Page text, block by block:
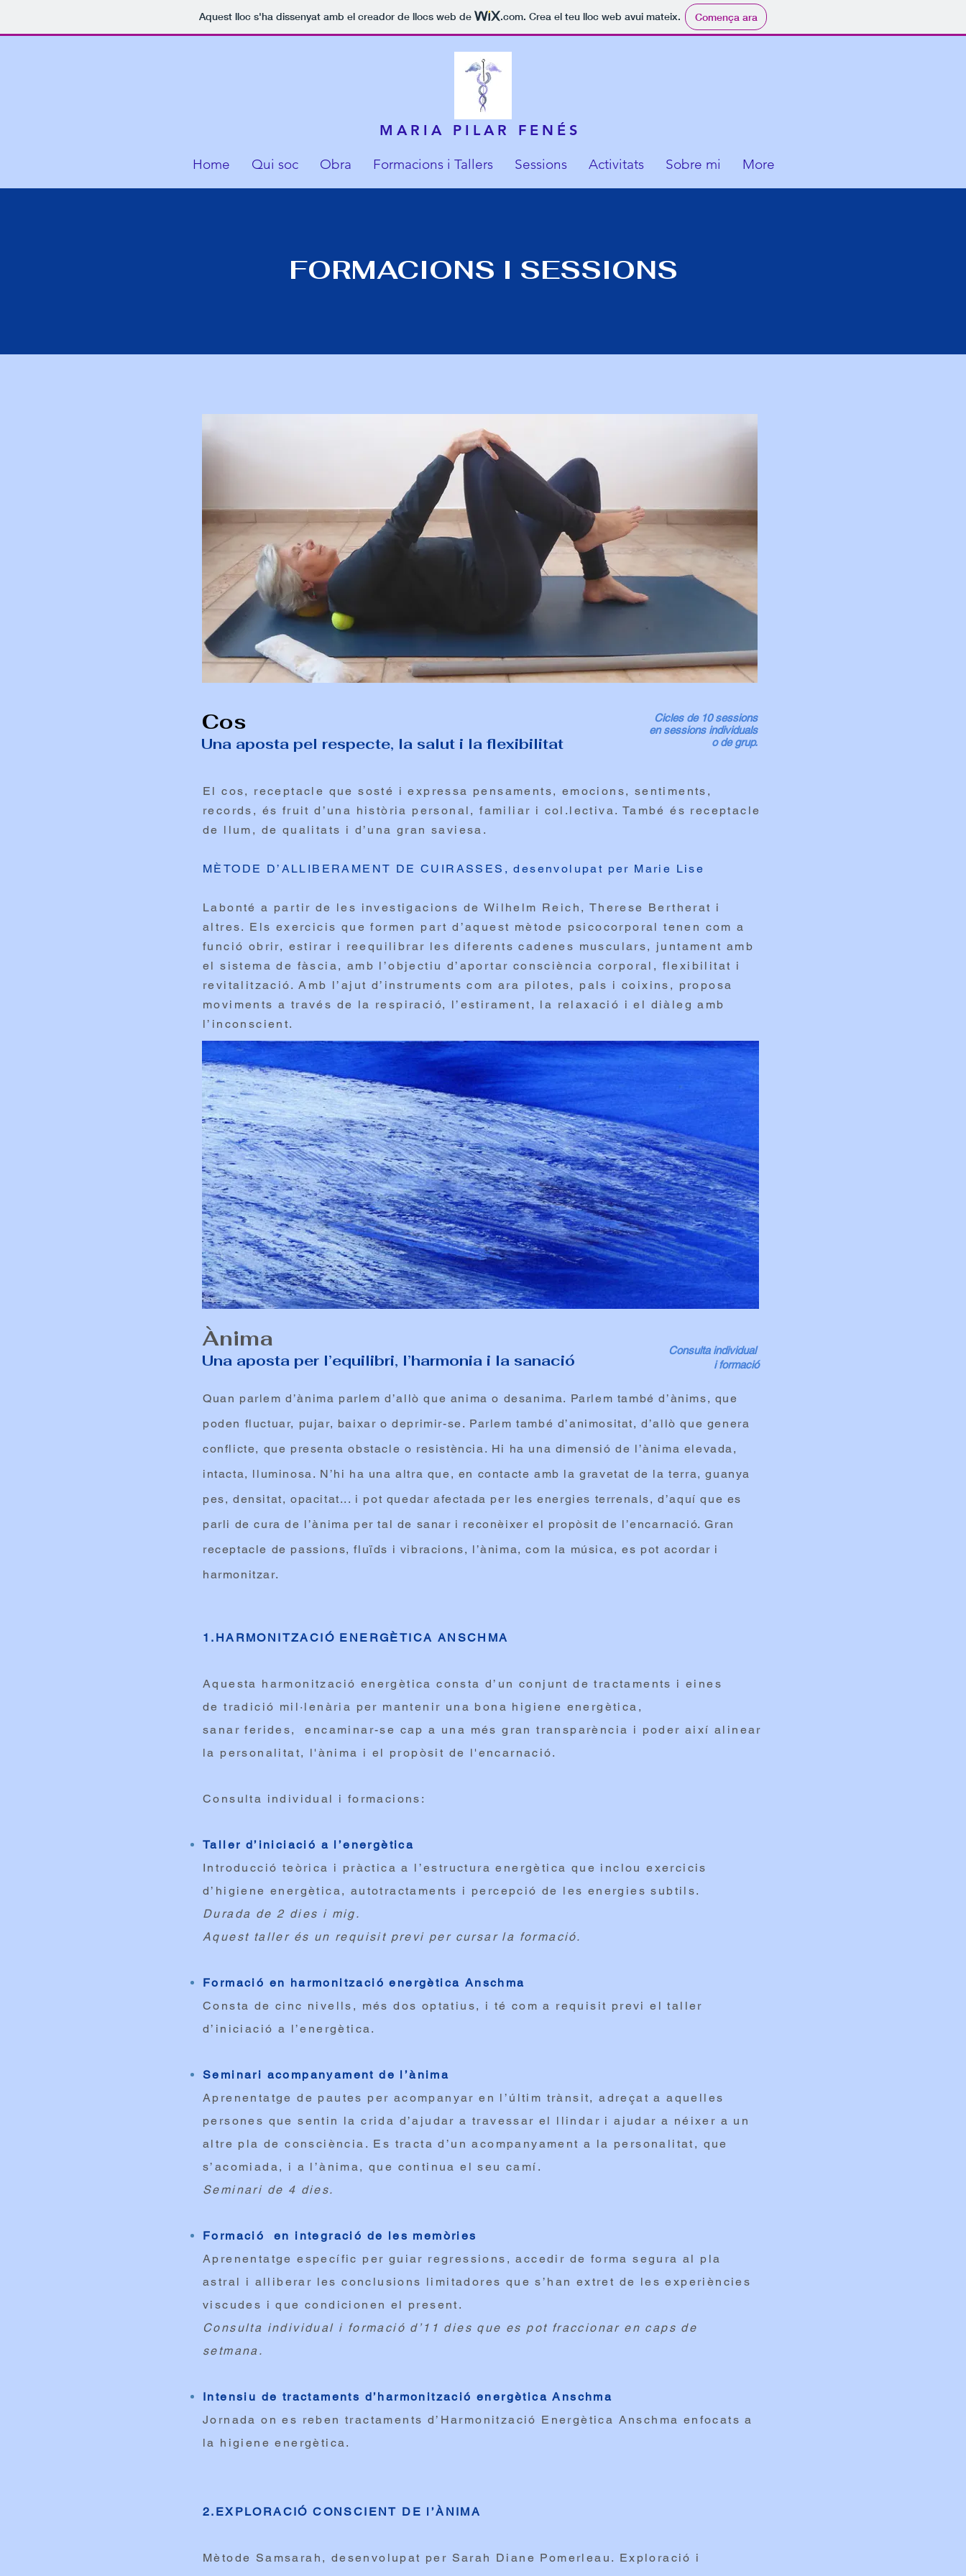
Aquest lloc s'ha dissenyat amb el creador de llocs web de .com. Crea el teu lloc web avui mateix. Comença ara
MARIA PILAR FENÉS
Home Qui soc Obra Formacions i Tallers Sessions Activitats Sobre mi More
FORMACIONS I SESSIONS
Cicles de 10 sessions
en sessions individuals
o de grup.
Cos
Una aposta pel respecte, la salut i la flexibilitat
El cos, receptacle que sosté i expressa pensaments, emocions, sentiments,
records, és fruit d’una història personal, familiar i col.lectiva. També és receptacle
de llum, de qualitats i d’una gran saviesa.
MÈTODE D’ALLIBERAMENT DE CUIRASSES, desenvolupat per Marie Lise
Labonté a partir de les investigacions de Wilhelm Reich, Therese Bertherat i
altres. Els exercicis que formen part d’aquest mètode psicocorporal tenen com a
funció obrir, estirar i reequilibrar les diferents cadenes musculars, juntament amb
el sistema de fàscia, amb l’objectiu d’aportar consciència corporal, flexibilitat i
revitalització. Amb l’ajut d’instruments com ara pilotes, pals i coixins, proposa
moviments a través de la respiració, l’estirament, la relaxació i el diàleg amb
l’inconscient.
Consulta individual
i formació
Ànima
Una aposta per l’equilibri, l’harmonia i la sanació
Quan parlem d’ànima parlem d’allò que anima o desanima. Parlem també d’ànims, que
poden fluctuar, pujar, baixar o deprimir-se. Parlem també d’animositat, d’allò que genera
conflicte, que presenta obstacle o resistència. Hi ha una dimensió de l’ànima elevada,
intacta, lluminosa. N’hi ha una altra que, en contacte amb la gravetat de la terra, guanya
pes, densitat, opacitat... i pot quedar afectada per les energies terrenals, d’aquí que es
parli de cura de l’ànima per tal de sanar i reconèixer el propòsit de l’encarnació. Gran
receptacle de passions, fluïds i vibracions, l’ànima, com la música, es pot acordar i
harmonitzar.
1.HARMONITZACIÓ ENERGÈTICA ANSCHMA
Aquesta harmonització energètica consta d’un conjunt de tractaments i eines
de tradició mil·lenària per mantenir una bona higiene energètica,
sanar ferides, encaminar-se cap a una més gran transparència i poder així alinear
la personalitat, l'ànima i el propòsit de l'encarnació.
Consulta individual i formacions:
Taller d’iniciació a l’energètica
Introducció teòrica i pràctica a l’estructura energètica que inclou exercicis
d’higiene energètica, autotractaments i percepció de les energies subtils.
Durada de 2 dies i mig.
Aquest taller és un requisit previ per cursar la formació.
Formació en harmonització energètica Anschma
Consta de cinc nivells, més dos optatius, i té com a requisit previ el taller
d’iniciació a l’energètica.
Seminari acompanyament de l’ànima
Aprenentatge de pautes per acompanyar en l’últim trànsit, adreçat a aquelles
persones que sentin la crida d’ajudar a travessar el llindar i ajudar a néixer a un
altre pla de consciència. Es tracta d’un acompanyament a la personalitat, que
s’acomiada, i a l’ànima, que continua el seu camí.
Seminari de 4 dies.
Formació en integració de les memòries
Aprenentatge específic per guiar regressions, accedir de forma segura al pla
astral i alliberar les conclusions limitadores que s’han extret de les experiències
viscudes i que condicionen el present.
Consulta individual i formació d’11 dies que es pot fraccionar en caps de
setmana.
Intensiu de tractaments d’harmonització energètica Anschma
Jornada on es reben tractaments d’Harmonització Energètica Anschma enfocats a
la higiene energètica.
2.EXPLORACIÓ CONSCIENT DE l’ÀNIMA
Mètode Samsarah, desenvolupat per Sarah Diane Pomerleau. Exploració i